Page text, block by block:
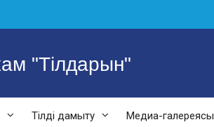
"Тілдарын"
Тілді дамыту Медиа-галереясы